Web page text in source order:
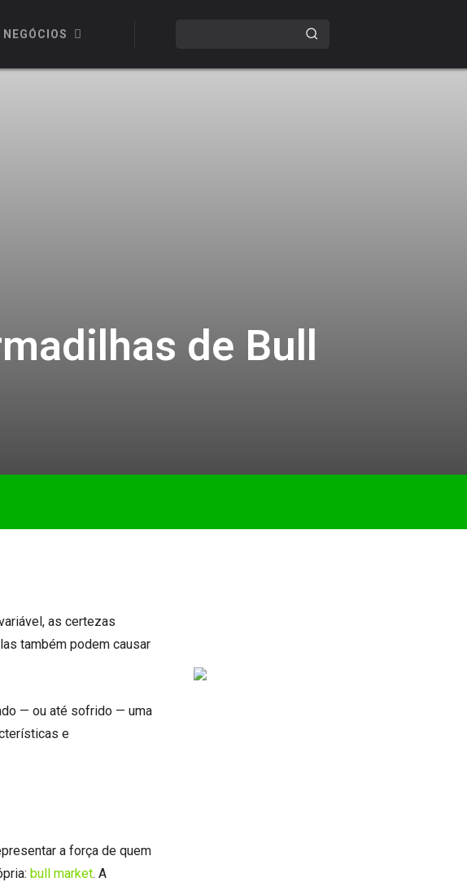
NEGÓCIOS
de Bull
as certezas
também podem causar
— ou até sofrido — uma
e
a força de quem
bull market. A